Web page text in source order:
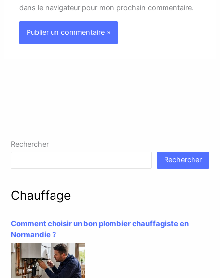
dans le navigateur pour mon prochain commentaire.
Rechercher
Rechercher
Chauffage
Comment choisir un bon plombier chauffagiste en
Normandie ?